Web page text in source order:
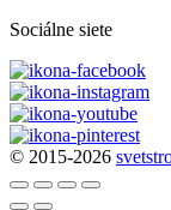
Sociálne siete
© 2015-2026